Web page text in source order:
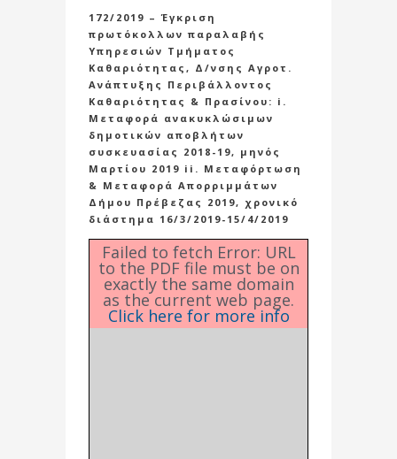
172/2019 – Έγκριση
πρωτόκολλων παραλαβής
Υπηρεσιών Τμήματος
Καθαριότητας, Δ/νσης Αγροτ.
Ανάπτυξης Περιβάλλοντος
Καθαριότητας & Πρασίνου: i.
Μεταφορά ανακυκλώσιμων
δημοτικών αποβλήτων
συσκευασίας 2018-19, μηνός
Μαρτίου 2019 ii. Μεταφόρτωση
& Μεταφορά Απορριμμάτων
Δήμου Πρέβεζας 2019, χρονικό
διάστημα 16/3/2019-15/4/2019
Failed to fetch Error: URL
to the PDF file must be on
exactly the same domain
as the current web page.
Click here for more info